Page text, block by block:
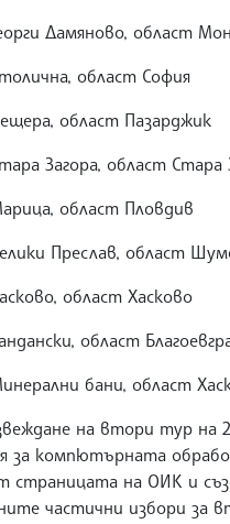
Дамяново, област
Столична, област
Пещера, област
Загора, област
Марица, област
Преслав, област
област
област
бани, област
на втори тур на
за компютърната
страницата на ОИК и
частични избори за